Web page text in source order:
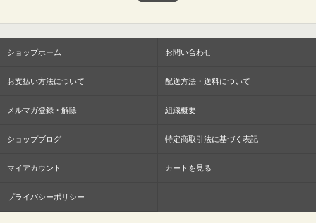
ショップホーム お問い合わせ
お支払い方法について 配送方法・送料について
メルマガ登録・解除 組織概要
ショップブログ 特定商取引法に基づく表記
マイアカウント カートを見る
プライバシーポリシー